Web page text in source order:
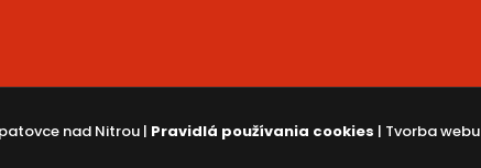
nad Nitrou | Pravidlá používania cookies | Tvorba webu